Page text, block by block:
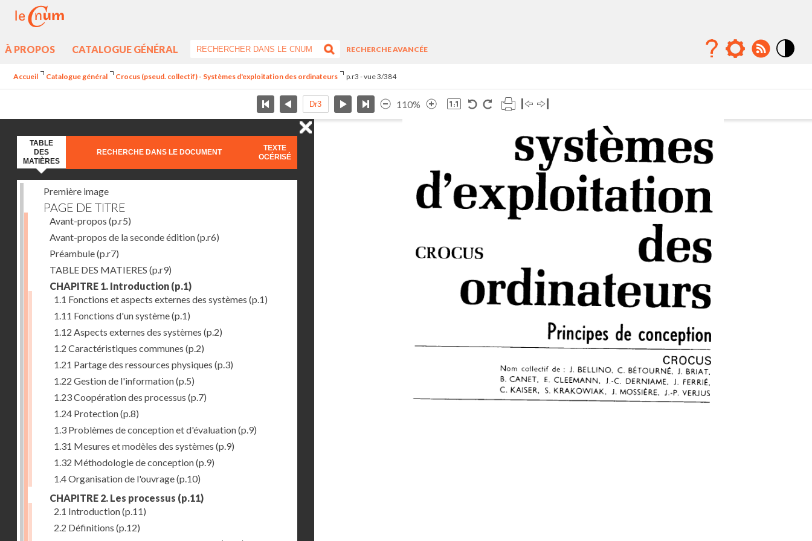
À PROPOS CATALOGUE GÉNÉRAL
RECHERCHE AVANCÉE
Accueil Catalogue général Crocus (pseud. collectif) - Systèmes d'exploitation des ordinateurs p.r3 - vue 3/384
110%
TABLE
DES
MATIÈRES
RECHERCHE DANS LE DOCUMENT
TEXTE
OCÉRISÉ
Première image
PAGE DE TITRE
Avant-propos (p.r5)
Avant-propos de la seconde édition(p.r6)
Préambule(p.r7)
TABLE DES MATIERES (p.r9)
CHAPITRE 1. Introduction (p.1)
1.1 Fonctions et aspects externes des systèmes (p.1)
1.11 Fonctions d'un système(p.1)
1.12 Aspects externes des systèmes (p.2)
1.2 Caractéristiques communes (p.2)
1.21 Partage des ressources physiques (p.3)
1.22 Gestion de l'information(p.5)
1.23 Coopération des processus (p.7)
1.24 Protection(p.8)
1.3 Problèmes de conception et d'évaluation(p.9)
1.31 Mesures et modèles des systèmes (p.9)
1.32 Méthodologie de conception(p.9)
1.4 Organisation de l'ouvrage(p.10)
CHAPITRE 2. Les processus (p.11)
2.1 Introduction(p.11)
2.2 Définitions (p.12)